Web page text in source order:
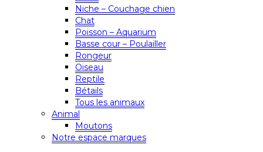
Niche – Couchage chien
Chat
Poisson – Aquarium
Basse cour – Poulailler
Rongeur
Oiseau
Reptile
Bétails
Tous les animaux
Animal
Moutons
Notre espace marques